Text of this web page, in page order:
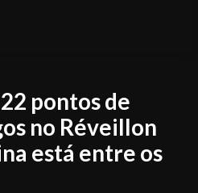
pontos de
no Réveillon
está entre os